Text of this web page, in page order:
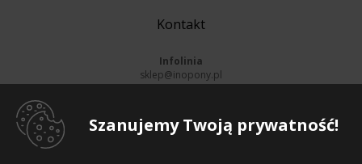
Szanujemy Twoją prywatność!
Kontakt
Infolinia
sklep@inopony.pl
52 561 99 90